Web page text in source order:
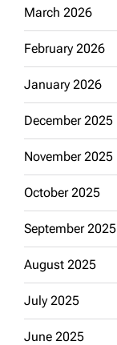
March 2026
February 2026
January 2026
December 2025
November 2025
October 2025
September 2025
August 2025
July 2025
June 2025